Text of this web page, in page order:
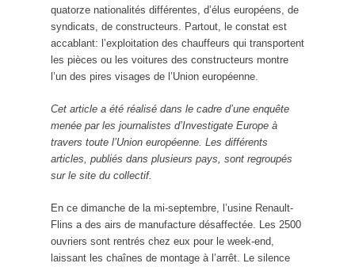
quatorze nationalités différentes, d’élus européens, de
syndicats, de constructeurs. Partout, le constat est
accablant: l’exploitation des chauffeurs qui transportent
les pièces ou les voitures des constructeurs montre
l’un des pires visages de l’Union européenne.
Cet article a été réalisé dans le cadre d’une enquête
menée par les journalistes d’Investigate Europe à
travers toute l’Union européenne. Les différents
articles, publiés dans plusieurs pays, sont regroupés
sur le site du collectif.
En ce dimanche de la mi-septembre, l’usine Renault-
Flins a des airs de manufacture désaffectée. Les 2500
ouvriers sont rentrés chez eux pour le week-end,
laissant les chaînes de montage à l’arrêt. Le silence